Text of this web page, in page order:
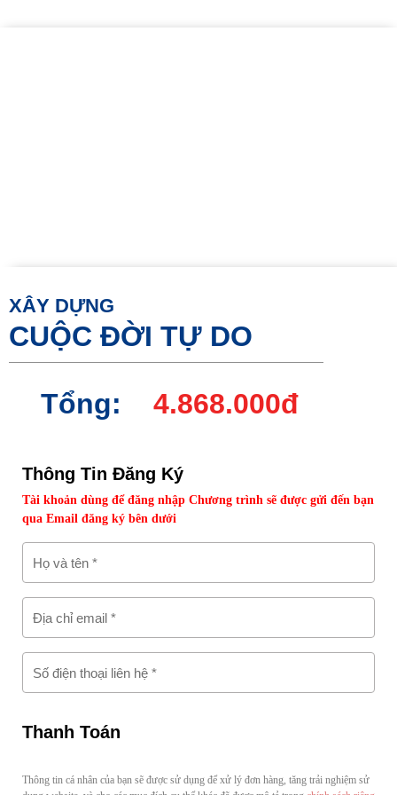
XÂY DỰNG
CUỘC ĐỜI TỰ DO
Tổng: 4.868.000đ
Thông Tin Đăng Ký
Tài khoản dùng để đăng nhập Chương trình sẽ được gửi đến bạn
qua Email đăng ký bên dưới
Họ và tên *
Địa chỉ email *
Số điện thoại liên hệ *
Thanh Toán
Thông tin cá nhân của bạn sẽ được sử dụng để xử lý đơn hàng, tăng trải nghiệm sử